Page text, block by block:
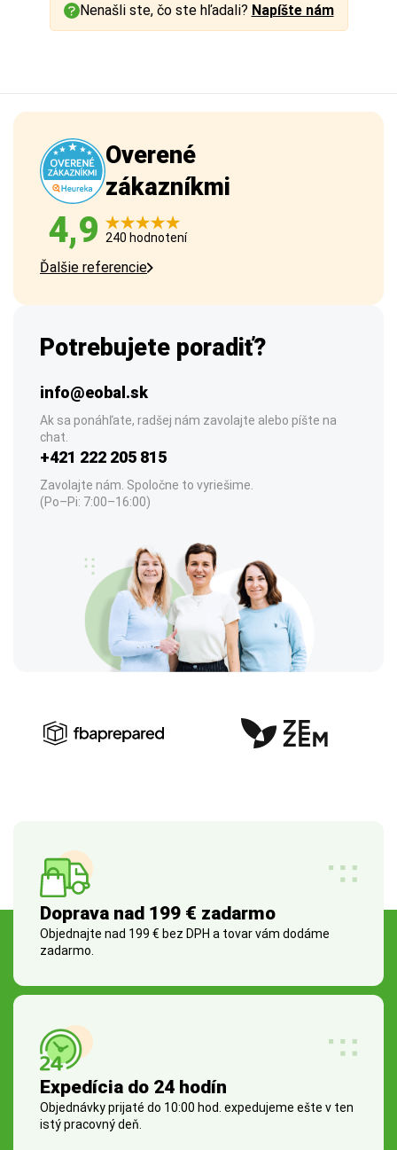
Nenašli ste, čo ste hľadali? Napíšte nám
Overené
zákazníkmi
4,9 240 hodnotení
Ďalšie referencie
Potrebujete poradiť?
info@eobal.sk
Ak sa ponáhľate, radšej nám zavolajte alebo píšte na
chat.
+421 222 205 815
Zavolajte nám. Spoločne to vyriešime.
(Po–Pi: 7:00–16:00)
Doprava nad 199 € zadarmo
Objednajte nad 199 € bez DPH a tovar vám dodáme
zadarmo.
Expedícia do 24 hodín
Objednávky prijaté do 10:00 hod. expedujeme ešte v ten
istý pracovný deň.